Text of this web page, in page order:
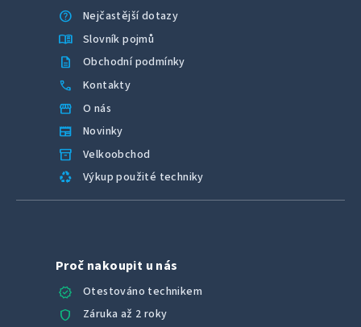
u
help
Nejčastější dotazy
menu_book Slovník pojmů
description Obchodní podmínky
call Kontakty
storefront O nás
newspaper Novinky
inventory_2 Velkoobchod
recycling Výkup použité techniky
Proč nakoupit u nás
verified
Otestováno technikem
shield Záruka až 2 roky